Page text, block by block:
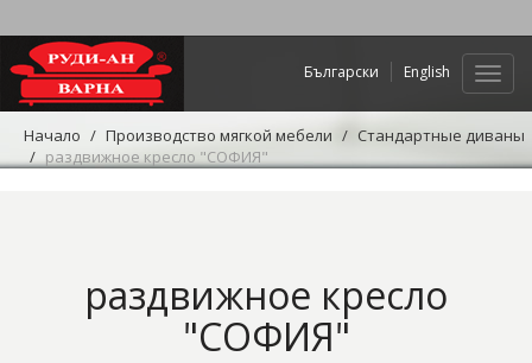
Български English
Начало Производство мягкой мебели
Стандартные диваны
раздвижное кресло "СОФИЯ"
раздвижное кресло
"СОФИЯ"